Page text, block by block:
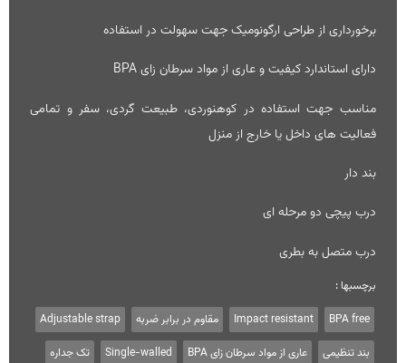
برخورداری از طراحی ارگونومیک جهت سهولت در استفاده
دارای استاندارد کیفیت و عاری از مواد سرطان زای BPA
مناسب جهت استفاده در کوهنوردی، طبیعت گردی، سفر و تمامی
فعالیت های داخل یا خارج از منزل
بند دار
درب پیچی دو مرحله ای
درب متصل به بطری
برچسبها :
BPA free
Impact resistant مقاوم در برابر ضربه Adjustable strap
بند تنظیمی عاری از مواد سرطان زای BPA Single-walled تک جداره